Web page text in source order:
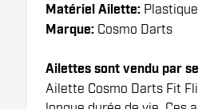
Matériel Ailette: Plastique
Marque: Cosmo Darts
Ailettes sont vendu par
Ailette Cosmo Darts Fit